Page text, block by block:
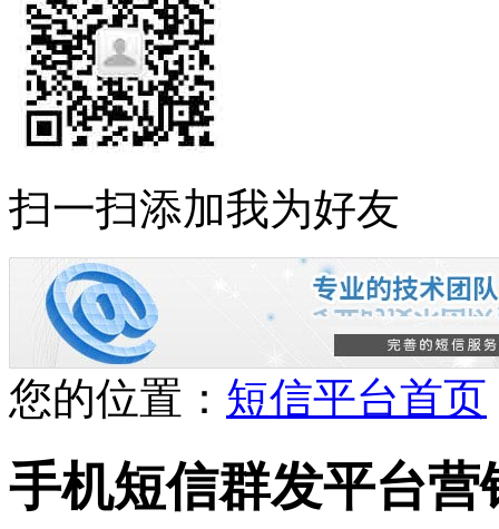
扫一扫添加我为好友
您的位置： 短信平台首页
手机短信群发平台营